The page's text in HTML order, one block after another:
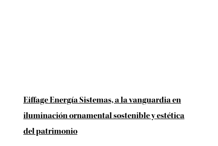
Eiffage Energía Sistemas, a la vanguardia en
iluminación ornamental sostenible y estética
del patrimonio